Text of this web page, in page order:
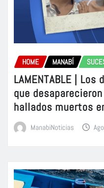
HOME MANABÍ
LAMENTABLE |
que
hallados muertos
ManabiNoticias